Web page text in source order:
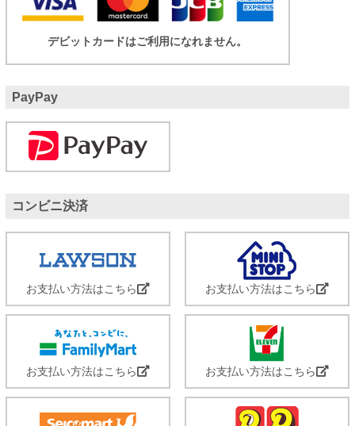
デビットカードはご利用になれません。
PayPay
コンビニ決済
お支払い方法はこちら お支払い方法はこちら
お支払い方法はこちら お支払い方法はこちら